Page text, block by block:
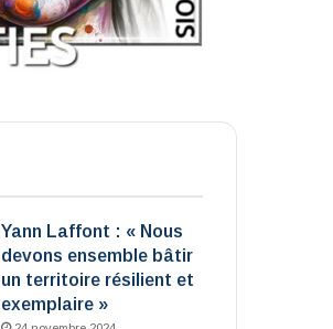
Yann Laffont : « Nous
devons ensemble bâtir
un territoire résilient et
exemplaire »